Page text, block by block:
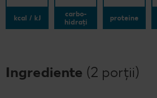
kcal / kJ
carbo-
hidrați
proteine
Ingrediente (2 porții)